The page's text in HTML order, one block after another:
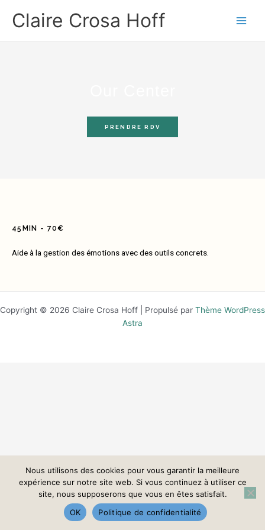
Claire Crosa Hoff
PRENDRE RDV
45MIN - 70€
Aide à la gestion des émotions avec des outils concrets.
Copyright © 2026 Claire Crosa Hoff | Propulsé par Thème WordPress
Astra
Nous utilisons des cookies pour vous garantir la meilleure
expérience sur notre site web. Si vous continuez à utiliser ce
site, nous supposerons que vous en êtes satisfait.
OK
Politique de confidentialité